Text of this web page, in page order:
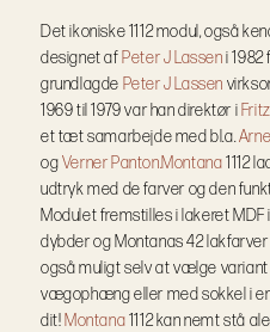
Det ikoniske 1112 modul, også
designet af Peter J Lasseni 1982
grundlagde Peter J Lassen
1969 til 1979 var han direktør i
et tæt samarbejde med bl.a.
ogVerner Panton.Montana1112
udtryk med de farver og den
Modulet fremstilles i lakeret MDF
dybder og Montanas 42
også muligt selv at vælge
vægophæng eller med sokkel i
dit! Montana1112 kan nemt stå